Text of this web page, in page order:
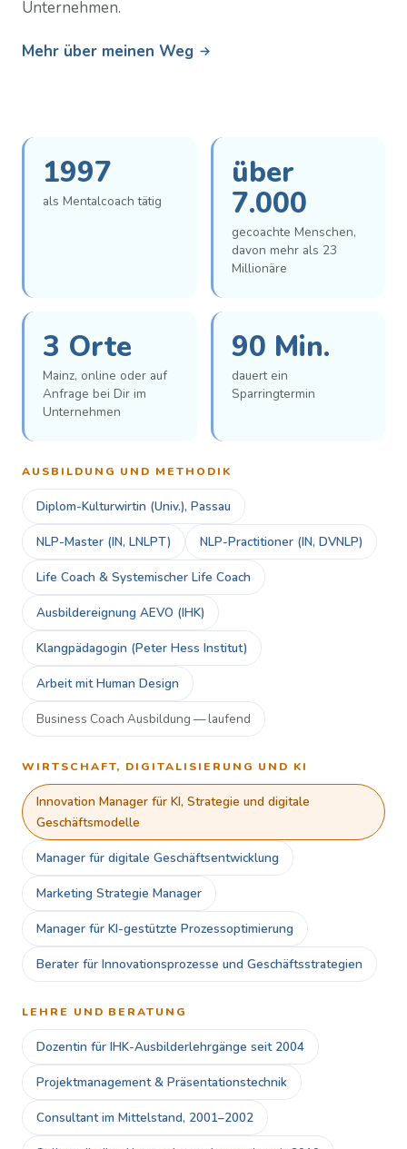
Unternehmen.
Mehr über meinen Weg
1997
als Mentalcoach tätig
über
7.000
gecoachte Menschen,
davon mehr als 23
Millionäre
3 Orte
Mainz, online oder auf
Anfrage bei Dir im
Unternehmen
90 Min.
dauert ein
Sparringtermin
AUSBILDUNG UND METHODIK
Diplom-Kulturwirtin (Univ.), Passau
NLP-Master (IN, LNLPT) NLP-Practitioner (IN, DVNLP)
Life Coach & Systemischer Life Coach
Ausbildereignung AEVO (IHK)
Klangpädagogin (Peter Hess Institut)
Arbeit mit Human Design
Business Coach Ausbildung — laufend
WIRTSCHAFT, DIGITALISIERUNG UND KI
Innovation Manager für KI, Strategie und digitale
Geschäftsmodelle
Manager für digitale Geschäftsentwicklung
Marketing Strategie Manager
Manager für KI-gestützte Prozessoptimierung
Berater für Innovationsprozesse und Geschäftsstrategien
LEHRE UND BERATUNG
Dozentin für IHK-Ausbilderlehrgänge seit 2004
Projektmanagement & Präsentationstechnik
Consultant im Mittelstand, 2001–2002